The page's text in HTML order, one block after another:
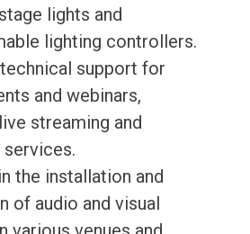
lights and
lighting controllers.
support for
and webinars,
streaming and
the installation and
of audio and visual